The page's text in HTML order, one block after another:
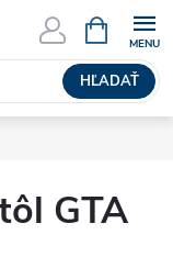
HĽADAŤ
KOŠÍK
GTA